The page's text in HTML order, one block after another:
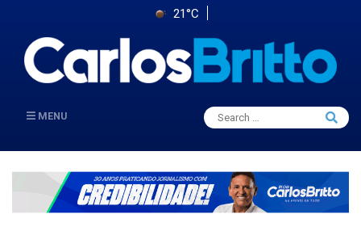
21°C
MENU
Search
for:
Search